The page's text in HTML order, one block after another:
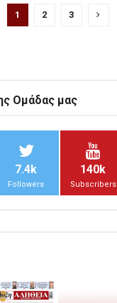
1 2 3
Ομάδας μας
7.4k
Followers
140k
Subscribers